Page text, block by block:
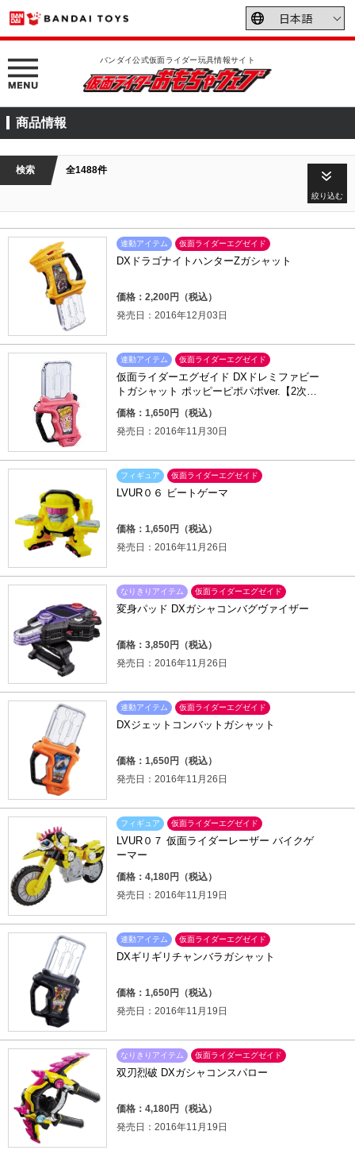
バンダイ公式仮面ライダー玩具情報サイト
商品情報
検索 全1488件
絞り込む
連動アイテム 仮面ライダーエグゼイド
DXドラゴナイトハンターZガシャット
価格：2,200円（税込）
発売日：2016年12月03日
連動アイテム 仮面ライダーエグゼイド
仮面ライダーエグゼイド DXドレミファビー
トガシャット ポッピーピポパポver.【2次：2
017年4月発送】
価格：1,650円（税込）
発売日：2016年11月30日
フィギュア 仮面ライダーエグゼイド
LVUR０６ ビートゲーマ
価格：1,650円（税込）
発売日：2016年11月26日
なりきりアイテム 仮面ライダーエグゼイド
変身パッド DXガシャコンバグヴァイザー
価格：3,850円（税込）
発売日：2016年11月26日
連動アイテム 仮面ライダーエグゼイド
DXジェットコンバットガシャット
価格：1,650円（税込）
発売日：2016年11月26日
フィギュア 仮面ライダーエグゼイド
LVUR０７ 仮面ライダーレーザー バイクゲ
ーマー
価格：4,180円（税込）
発売日：2016年11月19日
連動アイテム 仮面ライダーエグゼイド
DXギリギリチャンバラガシャット
価格：1,650円（税込）
発売日：2016年11月19日
なりきりアイテム 仮面ライダーエグゼイド
双刃烈破 DXガシャコンスパロー
価格：4,180円（税込）
発売日：2016年11月19日